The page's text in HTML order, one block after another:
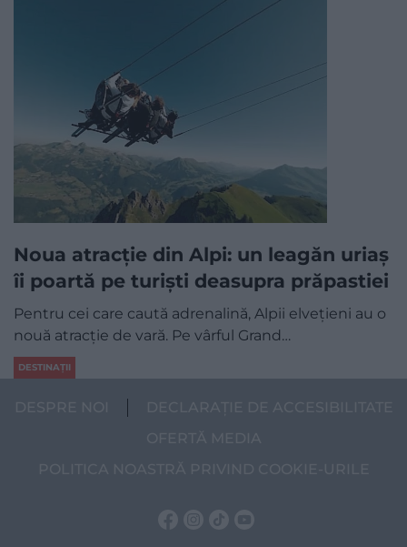
Noua atracție din Alpi: un leagăn uriaș
îi poartă pe turiști deasupra prăpastiei
Pentru cei care caută adrenalină, Alpii elvețieni au o
nouă atracție de vară. Pe vârful Grand…
DESTINAȚII